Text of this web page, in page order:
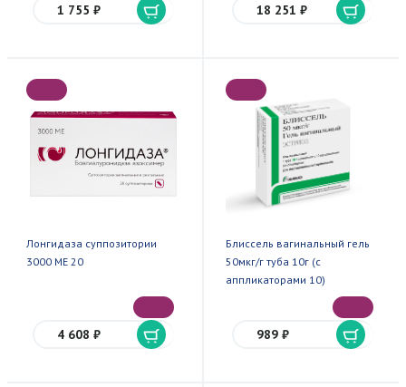
1 755 ₽ 18 251 ₽
Лонгидаза суппозитории
3000 МЕ 20
4 608 ₽
Блиссель вагинальный гель
50мкг/г туба 10г (с
аппликаторами 10)
989 ₽